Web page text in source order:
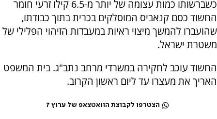
כשברשותו כמות עצומה של יותר מ-6.5 קילו זרעי חומר
החשוד כסם קנאביס המוסלקים בכרית בתוך כבודתו,
שהועברו להמשך מיצוי ראיות במעבדות הזיהוי הפלילי של
משטרת ישראל.
החשוד עוכב לחקירה במשרדי מרחב נתב"ג. בית המשפט
האריך את מעצרו עד ליום ראשון הקרוב.
הצטרפו לקבוצת הוואטצאפ של ערוץ 7